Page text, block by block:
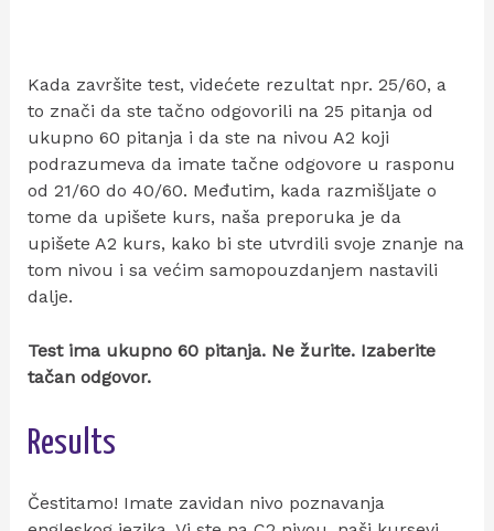
Kada završite test, videćete rezultat npr. 25/60, a
to znači da ste tačno odgovorili na 25 pitanja od
ukupno 60 pitanja i da ste na nivou A2 koji
podrazumeva da imate tačne odgovore u rasponu
od 21/60 do 40/60. Međutim, kada razmišljate o
tome da upišete kurs, naša preporuka je da
upišete A2 kurs, kako bi ste utvrdili svoje znanje na
tom nivou i sa većim samopouzdanjem nastavili
dalje.
Test ima ukupno 60 pitanja. Ne žurite. Izaberite
tačan odgovor.
Results
Čestitamo! Imate zavidan nivo poznavanja